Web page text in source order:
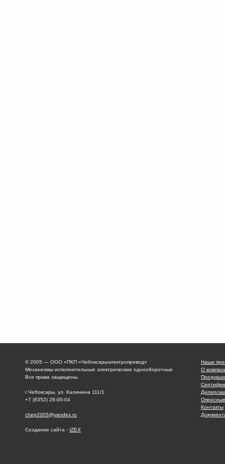
© 2005 — ООО «ПКП «Чебоксарыэлектропривод»
Механизмы исполнительные электрические однооборотные
Все права защищены.
г.Чебоксары, ул. Калинина 111/1
+7 (8352) 28-00-04
chep2005@yandex.ru
Создание сайта - IZEX
Наши
О
Контакты